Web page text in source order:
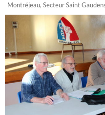
Montréjeau, Secteur Saint